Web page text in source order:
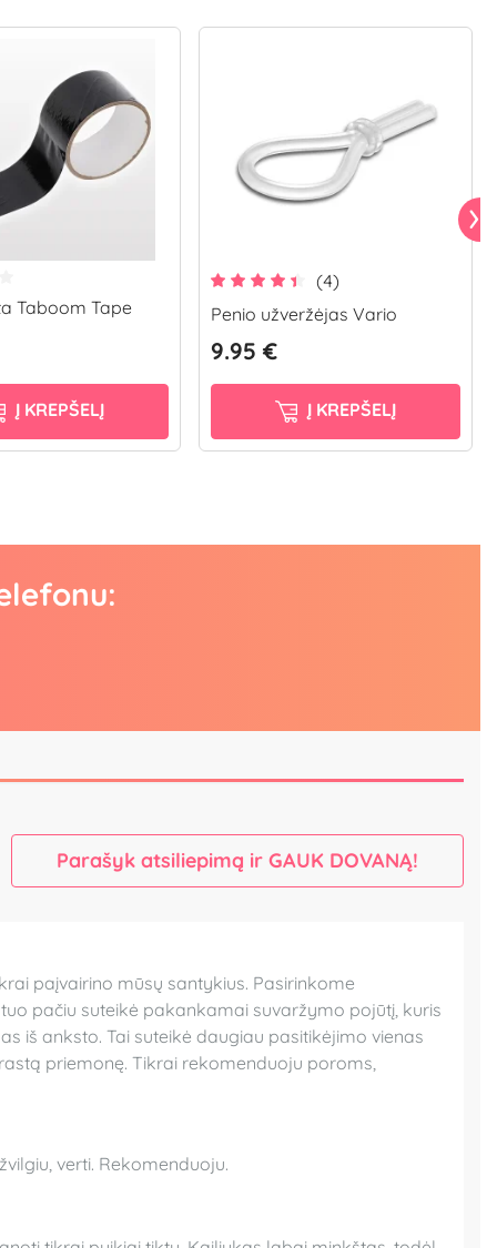
Taboom Tape
Į KREPŠELĮ
(4)
Penio užveržėjas Vario
9.95 €
Į KREPŠELĮ
Parašyk atsiliepimą ir GAUK DOVANĄ!
paįvairino mūsų santykius. Pasirinkome
pačiu suteikė pakankamai suvaržymo pojūtį, kuris
iš anksto. Tai suteikė daugiau pasitikėjimo vienas
priemonę. Tikrai rekomenduoju poroms,
verti. Rekomenduoju.